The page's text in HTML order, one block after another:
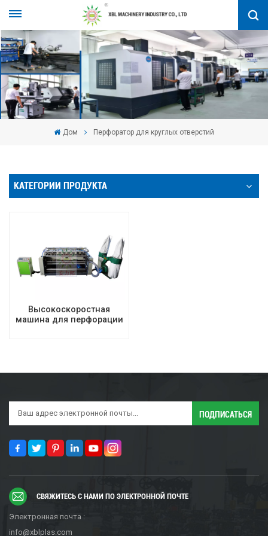
Дом Перфоратор для круглых отверстий
КАТЕГОРИИ ПРОДУКТА
Высокоскоростная
машина для перфорации
СВЯЖИТЕСЬ С НАМИ ПО ЭЛЕКТРОННОЙ ПОЧТЕ
Электронная почта :
info@xblplas.com